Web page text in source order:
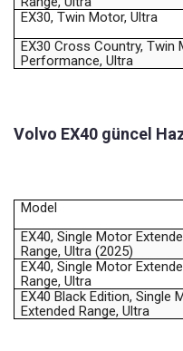
EX30, Twin Motor, Ultra
EX30 Cross Country, Twin
Performance, Ultra
Volvo EX40 güncel
Model
EX40, Single Motor
Range, Ultra (2025)
EX40, Single Motor
Range, Ultra
EX40 Black Edition, Single
Extended Range, Ultra